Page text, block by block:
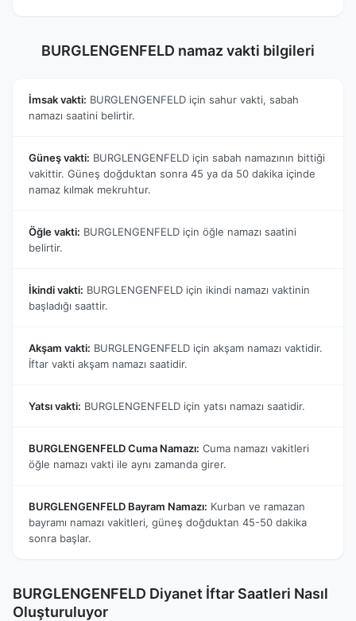
BURGLENGENFELD namaz vakti bilgileri
İmsak vakti: BURGLENGENFELD için sahur vakti, sabah
namazı saatini belirtir.
Güneş vakti: BURGLENGENFELD için sabah namazının bittiği
vakittir. Güneş doğduktan sonra 45 ya da 50 dakika içinde
namaz kılmak mekruhtur.
Öğle vakti: BURGLENGENFELD için öğle namazı saatini
belirtir.
İkindi vakti: BURGLENGENFELD için ikindi namazı vaktinin
başladığı saattir.
Akşam vakti: BURGLENGENFELD için akşam namazı vaktidir.
İftar vakti akşam namazı saatidir.
Yatsı vakti: BURGLENGENFELD için yatsı namazı saatidir.
BURGLENGENFELD Cuma Namazı: Cuma namazı vakitleri
öğle namazı vakti ile aynı zamanda girer.
BURGLENGENFELD Bayram Namazı: Kurban ve ramazan
bayramı namazı vakitleri, güneş doğduktan 45-50 dakika
sonra başlar.
BURGLENGENFELD Diyanet İftar Saatleri Nasıl
Oluşturuluyor